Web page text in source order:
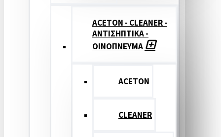
ACETON - CLEANER -
ΑΝΤΙΣΗΠΤΙΚΑ -
ΟΙΝΟΠΝΕΥΜΑ
ACETON
CLEANER